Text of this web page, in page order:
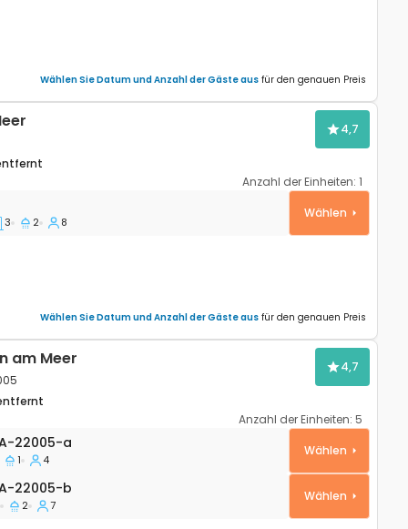
Wählen Sie Datum und Anzahl der Gäste aus für den genauen Preis
4,7
Anzahl der Einheiten: 1
Ugljan K-18077
3 2 8
Wählen
Wählen Sie Datum und Anzahl der Gäste aus für den genauen Preis
am Meer 4,7
Anzahl der Einheiten: 5
Tucepi, Makarska A-22005-a
22005-a
1 4
Wählen
22005-b
22005-b
2 7
Wählen